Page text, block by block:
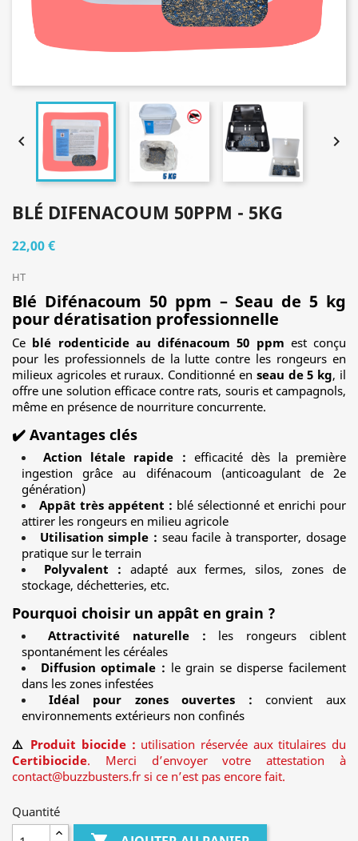
 
BLÉ DIFENACOUM 50PPM - 5KG
22,00 €
HT
Blé Difénacoum 50 ppm – Seau de 5 kg
pour dératisation professionnelle
Ce blé rodenticide au difénacoum 50 ppm est conçu
pour les professionnels de la lutte contre les rongeurs en
milieux agricoles et ruraux. Conditionné en seau de 5 kg, il
offre une solution efficace contre rats, souris et campagnols,
même en présence de nourriture concurrente.
✔️ Avantages clés
Action létale rapide : efficacité dès la première
ingestion grâce au difénacoum (anticoagulant de 2e
génération)
Appât très appétent : blé sélectionné et enrichi pour
attirer les rongeurs en milieu agricole
Utilisation simple : seau facile à transporter, dosage
pratique sur le terrain
Polyvalent : adapté aux fermes, silos, zones de
stockage, déchetteries, etc.
Pourquoi choisir un appât en grain ?
Attractivité naturelle : les rongeurs ciblent
spontanément les céréales
Diffusion optimale : le grain se disperse facilement
dans les zones infestées
Idéal pour zones ouvertes : convient aux
environnements extérieurs non confinés
⚠️ Produit biocide : utilisation réservée aux titulaires du
Certibiocide. Merci d’envoyer votre attestation à
contact@buzzbusters.fr si ce n’est pas encore fait.
Quantité